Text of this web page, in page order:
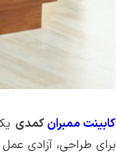
کابینت ممبران کمدی
برای طراحی، آزادی